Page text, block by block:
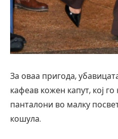
За оваа пригода,
кафеав кожен капут, кој
панталони во малку
кошула.